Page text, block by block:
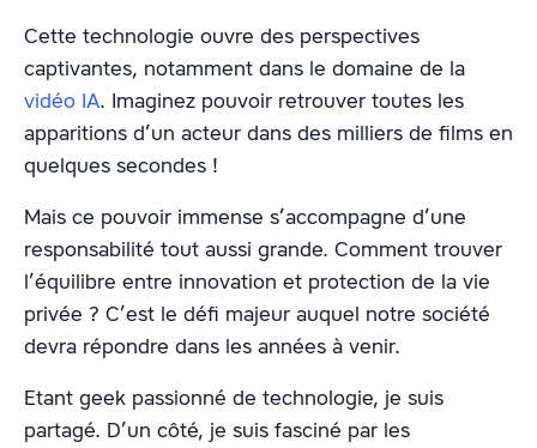
Cette technologie ouvre des perspectives
captivantes, notamment dans le domaine de la
vidéo IA. Imaginez pouvoir retrouver toutes les
apparitions d’un acteur dans des milliers de films en
quelques secondes !
Mais ce pouvoir immense s’accompagne d’une
responsabilité tout aussi grande. Comment trouver
l’équilibre entre innovation et protection de la vie
privée ? C’est le défi majeur auquel notre société
devra répondre dans les années à venir.
Etant geek passionné de technologie, je suis
partagé. D’un côté, je suis fasciné par les